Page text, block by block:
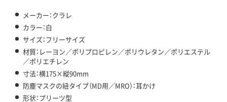
メーカー：クラレ
カラー：白
サイズ：フリーサイズ
材質：レーヨン／ポリプロピレン／ポリウレタン／ポリエステル
／ポリエチレン
寸法：横175×縦90mm
防塵マスクの紐タイプ（MD用／MRO）：耳かけ
形状：プリーツ型